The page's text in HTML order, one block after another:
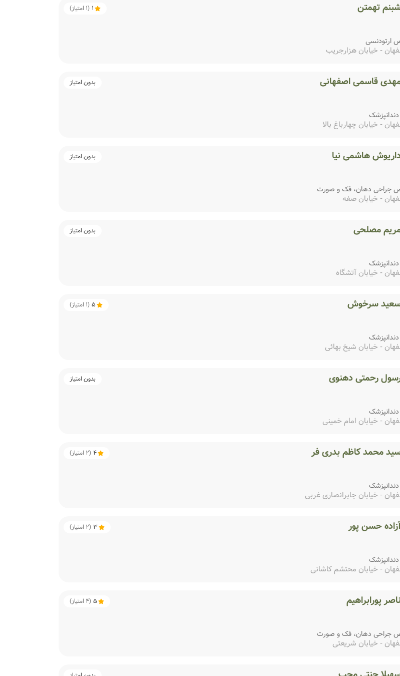
تهمتن 1
(
1 امتیاز)
ارتودنسی
- خیابان هزارجریب
قاسمی اصفهانی بدون امتیاز
- خیابان چهارباغ بالا
هاشمی نیا بدون امتیاز
جراحی دهان، فک و صورت
- خیابان صفه
مصلحی بدون امتیاز
- خیابان آتشگاه
سعید سرخوش 5
(
1 امتیاز)
- خیابان شیخ بهائی
رحمتی دهنوی بدون امتیاز
- خیابان امام خمینی
محمد کاظم بدری فر 4
(
2 امتیاز)
- خیابان جابرانصاری غربی
حسن پور 3
(
2 امتیاز)
- خیابان محتشم کاشانی
پورابراهیم 5
(
4 امتیاز)
جراحی دهان، فک و صورت
- خیابان شریعتی